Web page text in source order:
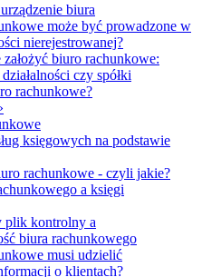
biura
może być prowadzone w
nierejestrowanej?
biuro rachunkowe:
czy spółki
rachunkowe?
księgowych na podstawie
rachunkowe - czyli jakie?
a księgi
kontrolny a
biura rachunkowego
musi udzielić
o klientach?